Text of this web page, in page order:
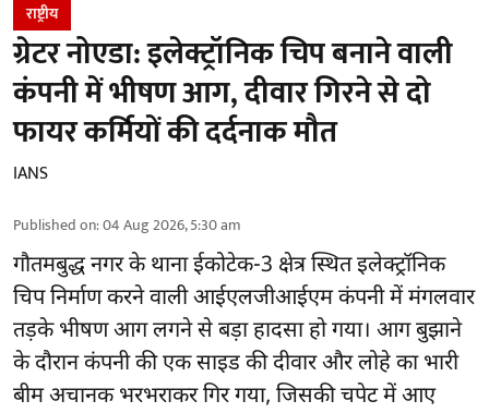
राष्ट्रीय
ग्रेटर नोएडा: इलेक्ट्रॉनिक चिप बनाने वाली
कंपनी में भीषण आग, दीवार गिरने से दो
फायर कर्मियों की दर्दनाक मौत
IANS
Published on:04 Aug 2026, 5:30 am
गौतमबुद्ध नगरके थाना ईकोटेक-3 क्षेत्र स्थित इलेक्ट्रॉनिक
चिप निर्माण करने वाली आईएलजीआईएम कंपनी में मंगलवार
तड़के भीषण आग लगने से बड़ा हादसा हो गया। आग बुझाने
के दौरान कंपनी की एक साइड की दीवार और लोहे का भारी
बीम अचानक भरभराकर गिर गया, जिसकी चपेट में आए